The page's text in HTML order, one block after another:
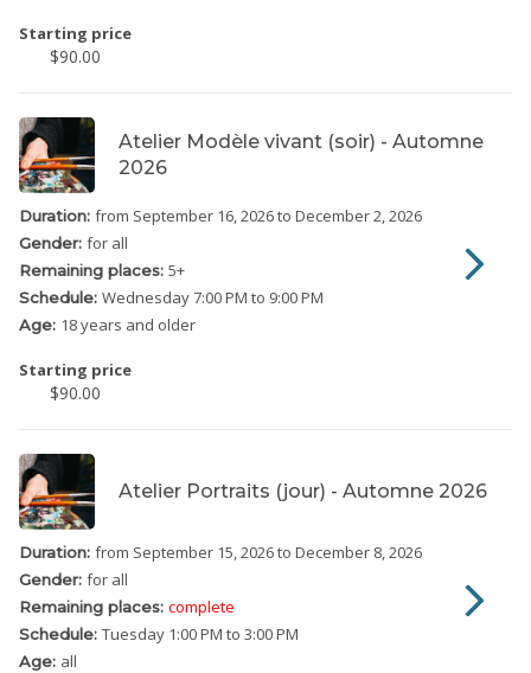
Starting price
$90.00
Atelier Modèle vivant (soir) - Automne
2026
Duration: from September 16, 2026to December 2, 2026
Gender: for all
Remaining places: 5+
Schedule: Wednesday7:00 PM to 9:00 PM
Age: 18 years and older
Starting price
$90.00
Atelier Portraits (jour) - Automne 2026
Duration: from September 15, 2026to December 8, 2026
Gender: for all
Remaining places: complete
Schedule: Tuesday 1:00 PM to 3:00 PM
Age: all